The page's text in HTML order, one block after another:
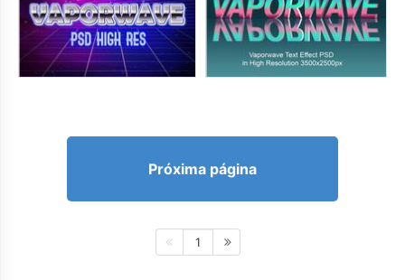
Próxima página
1